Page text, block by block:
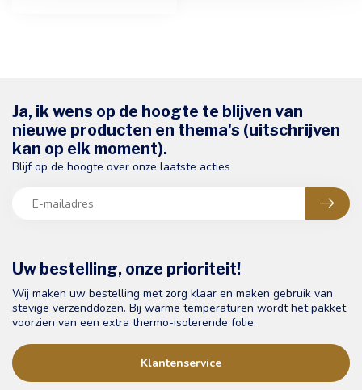
Uw bestelling, onze prioriteit!
Wij maken uw bestelling met zorg klaar en maken gebruik van
stevige verzenddozen. Bij warme temperaturen wordt het pakket
voorzien van een extra thermo-isolerende folie.
Klantenservice
Ja, ik wens op de hoogte te blijven van
nieuwe producten en thema's (uitschrijven
kan op elk moment).
Blijf op de hoogte over onze laatste acties